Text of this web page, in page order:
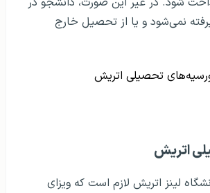
نمی‌شود و یا از تحصیل خارج
تحصیلی اتریش
اتریش
لینز اتریش لازم است که ویزای